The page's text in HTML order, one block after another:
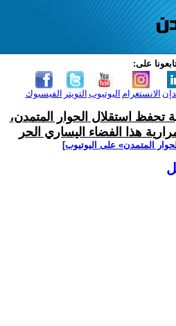
على:
الفيسبوك التويتر اليوتيوب الانستغرام
تحفظ استقلال الحوار المتمدن،
هذا الفضاء اليساري الحر
المتمدن» على اليوتيوب]